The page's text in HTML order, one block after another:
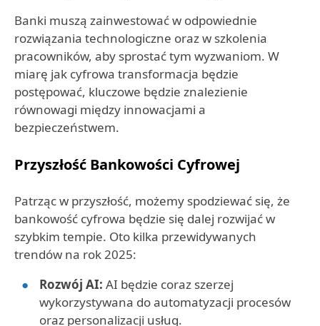
Banki muszą zainwestować w odpowiednie
rozwiązania technologiczne oraz w szkolenia
pracowników, aby sprostać tym wyzwaniom. W
miarę jak cyfrowa transformacja będzie
postępować, kluczowe będzie znalezienie
równowagi między innowacjami a
bezpieczeństwem.
Przyszłość Bankowości Cyfrowej
Patrząc w przyszłość, możemy spodziewać się, że
bankowość cyfrowa będzie się dalej rozwijać w
szybkim tempie. Oto kilka przewidywanych
trendów na rok 2025:
Rozwój AI: AI będzie coraz szerzej
wykorzystywana do automatyzacji procesów
oraz personalizacji usług.